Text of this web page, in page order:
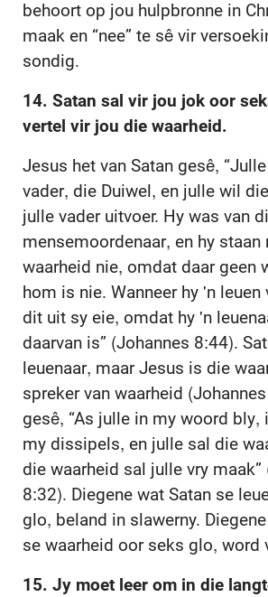
behoort op jou hulpbronne in
maak en “nee” te sê vir
sondig.
14. Satan sal vir jou jok oor
vertel vir jou die waarheid.
Jesus het van Satan gesê,
vader, die Duiwel, en julle wil
julle vader uitvoer. Hy was van
mensemoordenaar, en hy staan
waarheid nie, omdat daar geen
hom is nie. Wanneer hy 'n leuen
dit uit sy eie, omdat hy 'n
daarvan is” (Johannes 8:44).
leuenaar, maar Jesus is die
spreker van waarheid
gesê, “As julle in my woord
my dissipels, en julle sal die
die waarheid sal julle vry maak”
8:32). Diegene wat Satan se
glo, beland in slawerny.
se waarheid oor seks glo, word
15. Jy moet leer om in die